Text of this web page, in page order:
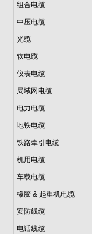
组合电缆
中压电缆
光缆
软电缆
仪表电缆
局域网电缆
电力电缆
地铁电缆
铁路牵引电缆
机用电缆
车载电缆
橡胶 & 起重机电缆
安防线缆
电话线缆